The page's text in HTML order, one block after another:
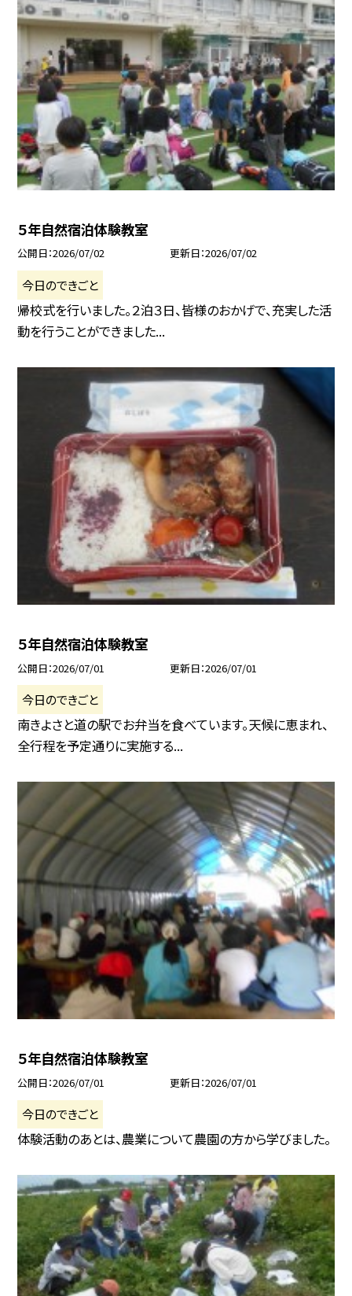
５年自然宿泊体験教室
公開日 2026/07/02 更新日 2026/07/02
今日のできごと
帰校式を行いました。２泊３日、皆様のおかげで、充実した活
動を行うことができました...
５年自然宿泊体験教室
公開日 2026/07/01 更新日 2026/07/01
今日のできごと
南きよさと道の駅でお弁当を食べています。天候に恵まれ、
全行程を予定通りに実施する...
５年自然宿泊体験教室
公開日 2026/07/01 更新日 2026/07/01
今日のできごと
体験活動のあとは、農業について農園の方から学びました。